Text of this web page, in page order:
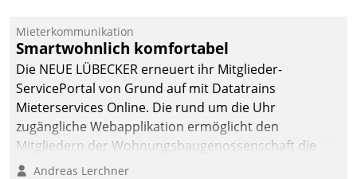
dafür ein Team
bestehend aus
Wohnungsunternehmen
und PropTech.
Mieterkommunikation
Smartwohnlich komfortabel
Die NEUE LÜBECKER erneuert ihr Mitglieder-
ServicePortal von Grund auf mit Datatrains
Mieterservices Online. Die rund um die Uhr
zugängliche Webapplikation ermöglicht den
Mitgliedern der Wohnungs­bau­genossenschaft die
Kontaktaufnahme per Smartphone, Tablet oder PC.
Andreas Lerchner